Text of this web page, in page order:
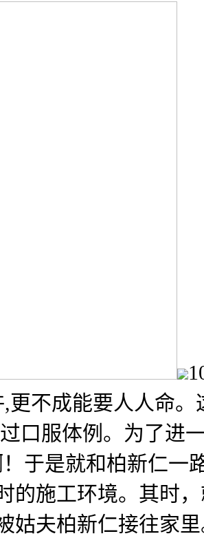
不成能要人人命。
口服体例。为了进
于是就和柏新仁一
的施工环境。其时
姑夫柏新仁接往家